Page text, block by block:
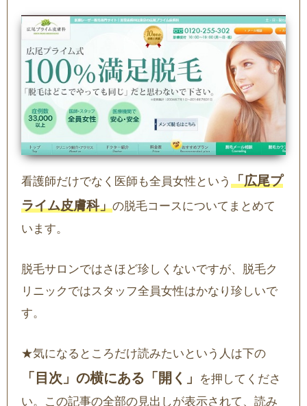
看護師だけでなく医師も全員女性という 「広尾プ
ライム皮膚科」の脱毛コースについてまとめて
います。
脱毛サロンではさほど珍しくないですが、脱毛ク
リニックではスタッフ全員女性はかなり珍しいで
す。
★気になるところだけ読みたいという人は下の
「目次」の横にある「開く」
を押してくださ
い。この記事の全部の見出しが表示されて、読み